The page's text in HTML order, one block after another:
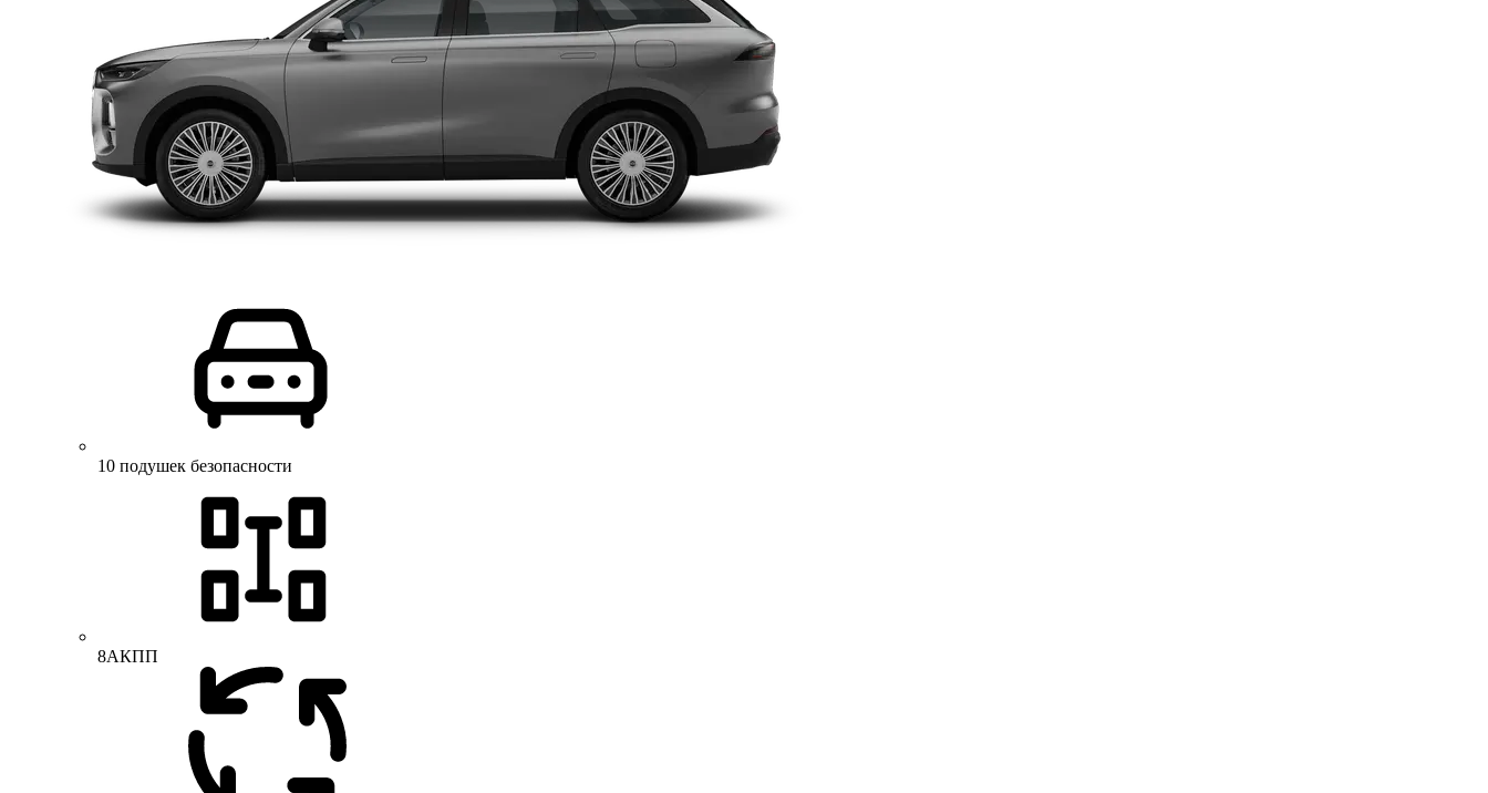
10 подушек безопасности
8АКПП